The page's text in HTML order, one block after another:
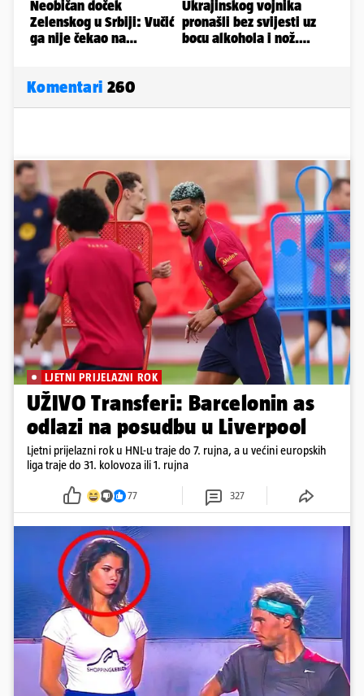
Komentari 260
LJETNI PRIJELAZNI ROK
UŽIVO Transferi: Barcelonin as
odlazi na posudbu u Liverpool
Ljetni prijelazni rok u HNL-u traje do 7. rujna, a u većini europskih
liga traje do 31. kolovoza ili 1. rujna
77 327